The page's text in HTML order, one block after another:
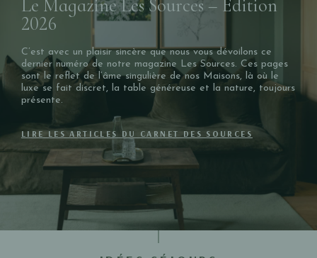
Le Magazine Les Sources – Edition
2026
C’est avec un plaisir sincère que nous vous dévoilons ce
dernier numéro de notre magazine Les Sources. Ces pages
sont le reflet de l’âme singulière de nos Maisons, là où le
luxe se fait discret, la table généreuse et la nature, toujours
présente.
LIRE LES ARTICLES DU CARNET DES SOURCES